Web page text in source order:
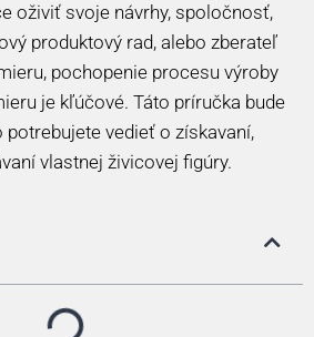
oživiť svoje návrhy, spoločnosť,
produktový rad, alebo zberateľ
pochopenie procesu výroby
je kľúčové. Táto príručka bude
vedieť o získavaní,
vlastnej živicovej figúry.